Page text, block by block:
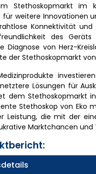
Stethoskopmarkt im
weitere Innovationen
Konnektivität
des
von Herz-
der Stethoskopmarkt
Lösungen für
dem Stethoskopmarkt
Stethoskop von Eko
Leistung, die mit der
Marktchancen und